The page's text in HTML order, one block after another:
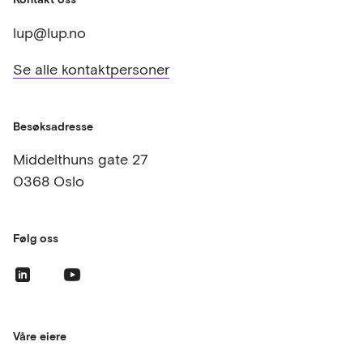
engasjere rådgivere, arkitekt og entreprenør
skisse og kostnadsvurdering).
Etter avsluttet fase 0, hvis politikerne syns
kontrakt for gjennomføring), og så til fase 2 (
Prosjektet kan
om ikke resultatet svarer ut forventningen til
lup@lup.no
Se alle kontaktpersoner
Besøksadresse
Middelthuns gate 27
0368 Oslo
Følg oss
Våre eiere